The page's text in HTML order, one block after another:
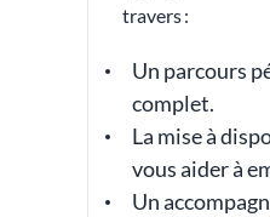
travers :
Un parcours
complet.
La mise à
vous aider à
Un